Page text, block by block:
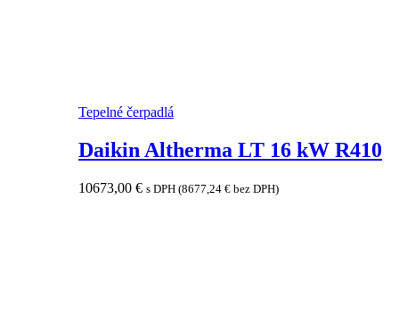
Tepelné čerpadlá
Daikin Altherma LT 16 kW R410
10673,00 € s DPH (8677,24 € bez DPH)